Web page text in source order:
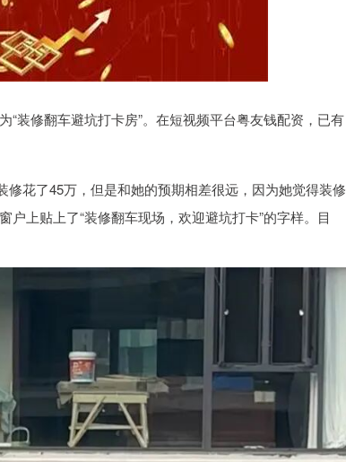
装修翻车避坑打卡房”。在短视频平台粤友钱配资，已有
花了45万，但是和她的预期相差很远，因为她觉得装修
上贴上了“装修翻车现场，欢迎避坑打卡”的字样。目